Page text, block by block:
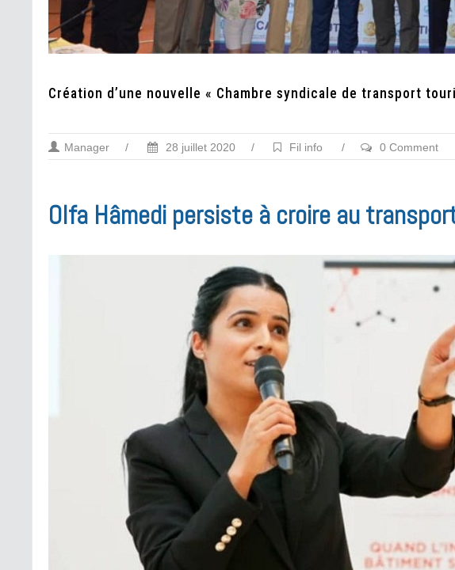
Création d’une nouvelle « Chambre syndicale de transport
Manager / 28 juillet 2020 / Fil info / 0 Comment
Olfa Hâmedi persiste à croire au